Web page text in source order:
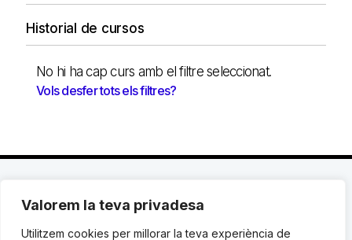
Valorem la teva privadesa
Utilitzem cookies per millorar la teva experiència de
Historial de cursos
No hi ha cap curs amb el filtre seleccionat.
Vols desfer tots els filtres?
C. Avinyó 44, 2n | 08002 Barcelona |
119 03 72|institut@idhc.org